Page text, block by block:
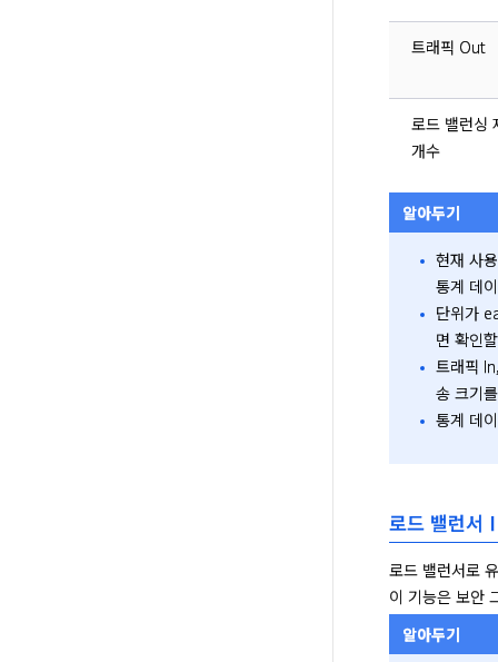
트래픽 Out
로드 밸런싱
개수
알아두기
현재 사
통계 데
단위가
면 확인
트래픽
송 크기
통계 데
로드 밸런서
로드 밸런서로
이 기능은 보안
알아두기